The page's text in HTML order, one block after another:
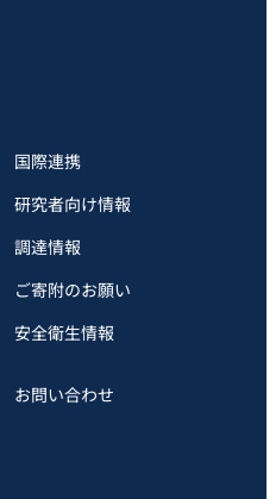
国際連携
研究者向け情報
調達情報
ご寄附のお願い
安全衛⽣情報
お問い合わせ